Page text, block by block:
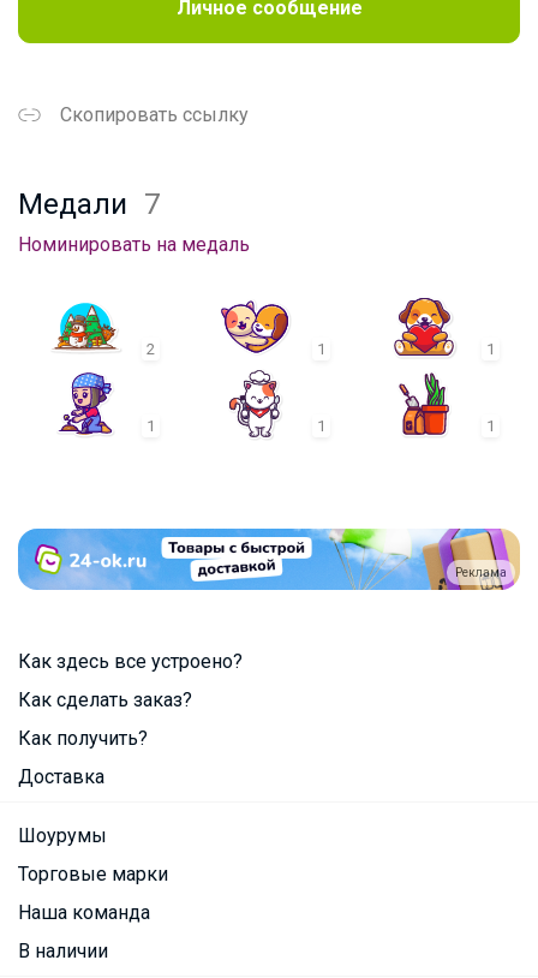
Личное сообщение
Скопировать ссылку
Медали 7
Номинировать на медаль
2 1 1
1 1 1
Реклама
Как здесь все устроено?
Как сделать заказ?
Как получить?
Доставка
Шоурумы
Торговые марки
Наша команда
В наличии